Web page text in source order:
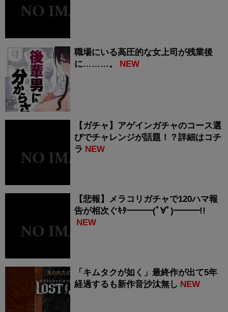
職場にいる高圧的な女上司が残業後
に………。
NEW
【ガチャ】アゲインガチャのコース選
びでチャレンジが話題！？詳細はコチ
ラ NEW
【悲報】メラコリガチャで120ハマ報
告が相次ぐｷﾀ━━━(ﾟ∀ﾟ)━━━!!
NEW
「キムタクが如く」最終作が出て5年
経過するも新作音沙汰無し NEW